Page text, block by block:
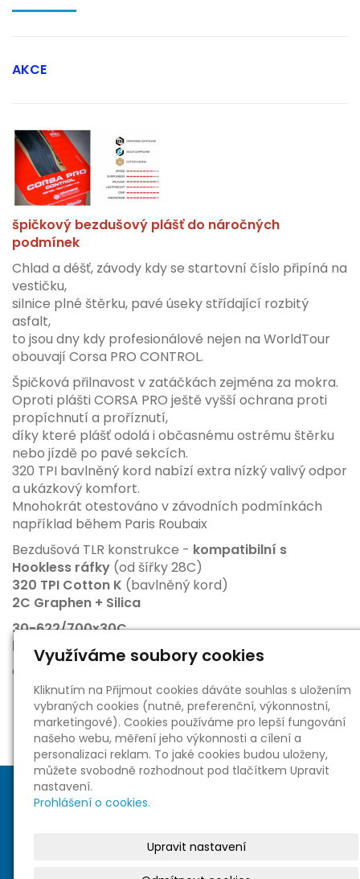
AKCE
špičkový bezdušový plášť do náročných
podmínek
Chlad a déšť, závody kdy se startovní číslo připíná na
vestičku,
silnice plné štěrku, pavé úseky střídající rozbitý
asfalt,
to jsou dny kdy profesionálové nejen na WorldTour
obouvají Corsa PRO CONTROL.
Špičková přilnavost v zatáčkách zejména za mokra.
Oproti plášti CORSA PRO ještě vyšší ochrana proti
propíchnutí a proříznutí,
díky které plášť odolá i občasnému ostrému štěrku
nebo jízdě po pavé sekcích.
320 TPI bavlněný kord nabízí extra nízký valivý odpor
a ukázkový komfort.
Mnohokrát otestováno v závodních podmínkách
například během Paris Roubaix
Bezdušová TLR konstrukce - kompatibilní s
Hookless ráfky (od šířky 28C)
320 TPI Cotton K (bavlněný kord)
2C Graphen + Silica
30-622/700x30C
hmotnost: 325 g
(katalogová)
Originální "zákaznické" balení
Sociální sítě
Využíváme soubory cookies
Kliknutím na Přijmout cookies dáváte souhlas s uložením
vybraných cookies (nutné, preferenční, výkonnostní,
marketingové). Cookies používáme pro lepší fungování
našeho webu, měření jeho výkonnosti a cílení a
personalizaci reklam. To jaké cookies budou uloženy,
můžete svobodně rozhodnout pod tlačítkem Upravit
nastavení.
Prohlášení o cookies.
Upravit nastavení